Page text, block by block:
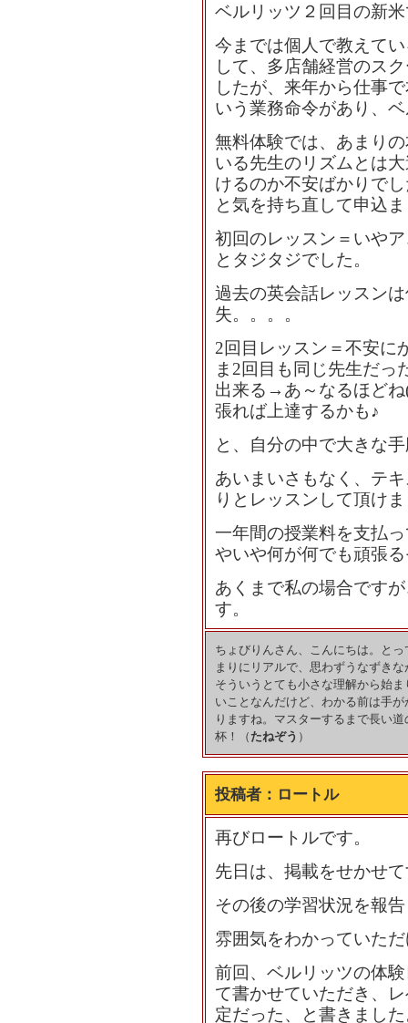
ベルリッツ２回目の新
今までは個人で教えて
して、多店舗経営のス
したが、来年から仕事
いう業務命令があり、
無料体験では、あまり
いる先生のリズムとは
けるのか不安ばかりで
と気を持ち直して申込
初回のレッスン＝いや
とタジタジでした。
過去の英会話レッスン
失。。。。
2回目レッスン＝不安に
ま2回目も同じ先生だっ
出来る→あ～なるほど
張れば上達するかも♪
と、自分の中で大きな
あいまいさもなく、テ
りとレッスンして頂け
一年間の授業料を支払
やいや何が何でも頑張
あくまで私の場合です
す。
ちょびりんさん、こんにちは。と
まりにリアルで、思わずうなずき
そういうとても小さな理解から始
いことなんだけど、わかる前は手
りますね。マスターするまで長い
杯！（たねぞう ）
投稿者： ロートル
再びロートルです。
先日は、掲載をせかせ
その後の学習状況を報
雰囲気をわかっていた
前回、ベルリッツの体
て書かせていただき、
定だった、と書きまし